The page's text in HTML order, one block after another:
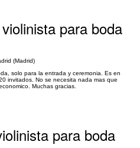
para boda
(Madrid)
solo para la entrada y ceremonia. Es en
invitados. No se necesita nada mas que
Muchas gracias.
para boda